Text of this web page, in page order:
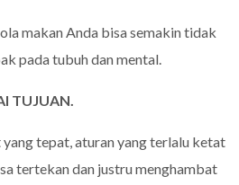
makan Anda bisa semakin tidak
pada tubuh dan mental.
TUJUAN.
yang tepat, aturan yang terlalu ketat
tertekan dan justru menghambat